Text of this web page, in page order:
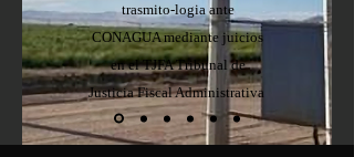
trasmito-logia ante
CONAGUA mediante juicios
en el TJFA Tribunal de
Justicia Fiscal Administrativa